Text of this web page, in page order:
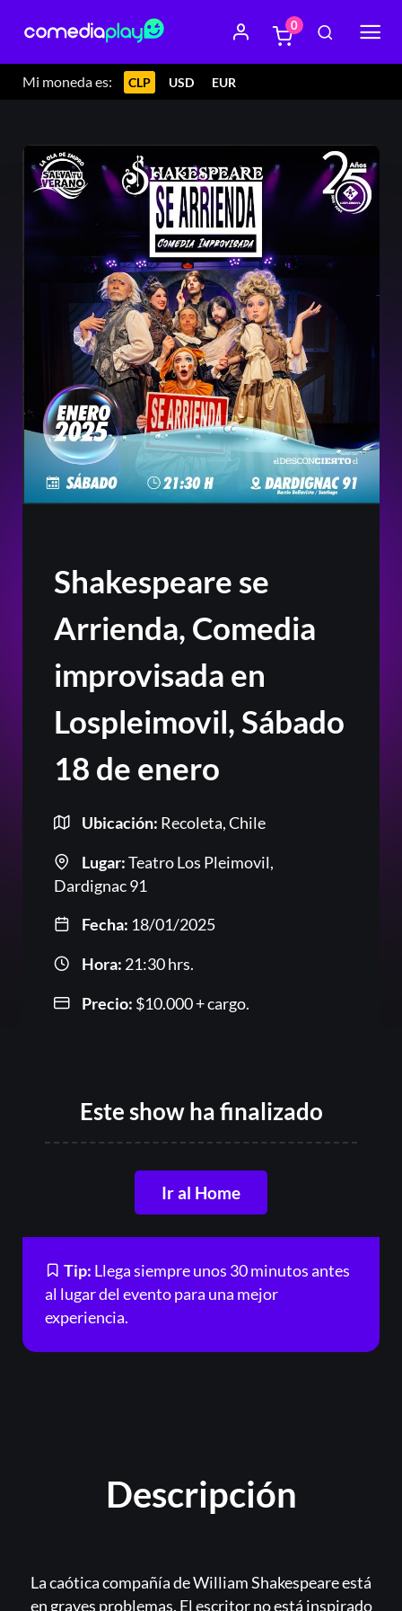
Mi moneda es: CLP USD EUR
0
Shakespeare se
Arrienda, Comedia
improvisada en
Lospleimovil, Sábado
18 de enero
Ubicación: Recoleta, Chile
Lugar:Teatro Los Pleimovil,
Dardignac 91
Fecha: 18/01/2025
Hora: 21:30 hrs.
Precio: $10.000+ cargo.
Este show ha finalizado
Ir al Home
Tip: Llega siempre unos 30 minutos antes
al lugar del evento para una mejor
experiencia.
Descripción
La caótica compañía de William Shakespeare está
en graves problemas. El escritor no está inspirado
Acceder
¿Olvidaste la contraseña?